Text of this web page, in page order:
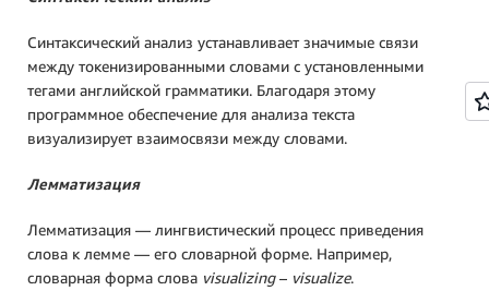
Синтаксический анализ устанавливает значимые связи
между токенизированными словами с установленными
тегами английской грамматики. Благодаря этому
программное обеспечение для анализа текста
визуализирует взаимосвязи между словами.
Лемматизация
Лемматизация — лингвистический процесс приведения
слова к лемме — его словарной форме. Например,
словарная форма слова visualizing– visualize.